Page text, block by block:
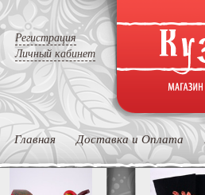
Регистрация
Личный кабинет
Главная Доставка и Оплата